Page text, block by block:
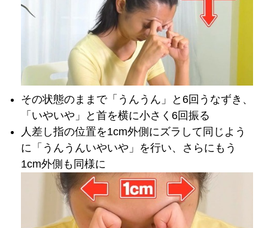
その状態のままで「うんうん」と6回うなずき、
「いやいや」と首を横に小さく6回振る
人差し指の位置を1cm外側にズラして同じよう
に「うんうんいやいや」を行い、さらにもう
1cm外側も同様に